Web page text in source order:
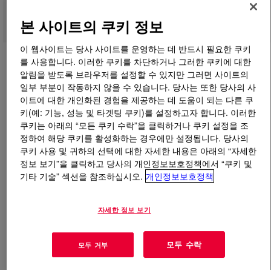
무엇입니까PCR HDPE 96032 C Experimental
Polyethylene Resin?
A high density polyethylene resin specifically designed
consumer plastic waste, delivering excellent
processability and an outstanding balance between
본 사이트의 쿠키 정보
이 웹사이트는 당사 사이트를 운영하는 데 반드시 필요한 쿠키
를 사용합니다. 이러한 쿠키를 차단하거나 그러한 쿠키에 대한
알림을 받도록 브라우저를 설정할 수 있지만 그러면 사이트의
일부 부분이 작동하지 않을 수 있습니다. 당사는 또한 당사의 사
이트에 대한 개인화된 경험을 제공하는 데 도움이 되는 다른 쿠
키(예: 기능, 성능 및 타겟팅 쿠키)를 설정하고자 합니다. 이러한
쿠키는 아래의 “모든 쿠키 수락”을 클릭하거나 쿠키 설정을 조
정하여 해당 쿠키를 활성화하는 경우에만 설정됩니다. 당사의
쿠키 사용 및 귀하의 선택에 대한 자세한 내용은 아래의 “자세한
정보 보기”을 클릭하고 당사의 개인정보보호정책에서 “쿠키 및
기타 기술” 섹션을 참조하십시오. 개인정보보호정책
자세한 정보 보기
모두 거부 모두 수락